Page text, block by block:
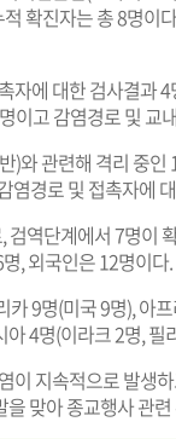
확진자는 총 8명이
에 대한 검사결과
이고 감염경로 및 교
와 관련해 격리 중인
염경로 및 접촉자에
역단계에서 7명이
, 외국인은 12명이다.
9명(미국 9명), 아
4명(이라크 2명,
지속적으로 발생
맞아 종교행사 관